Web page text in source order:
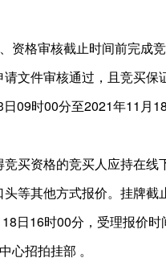
资格审核截止时间前完
文件审核通过，且竞买
09时00分至2021年11月
买资格的竞买人应持在
等其他方式报价。挂牌截
日16时00分，受理报价
心招拍挂部 。